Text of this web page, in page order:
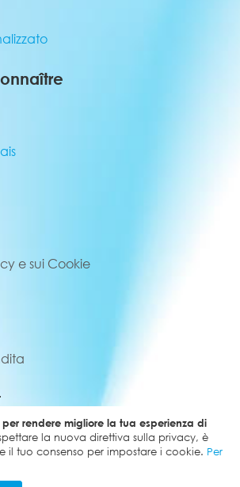
per rendere migliore la tua esperienza di
la nuova direttiva sulla privacy, è
il tuo consenso per impostare i cookie. Per
e sui Cookie
28160 Yèvres